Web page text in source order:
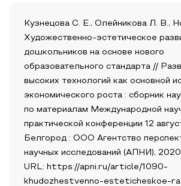
Кузнецова С. Е., Олейникова Л. В.,
Художественно-эстетическое
дошкольников на основе нового
образовательного стандарта //
высоких технологий как основной
экономического роста : сборник
по материалам Международной
практической конференции 12
Белгород : ООО Агентство
научных исследований (АПНИ),
URL: https://apni.ru/article/1090-
khudozhestvenno-esteticheskoe-